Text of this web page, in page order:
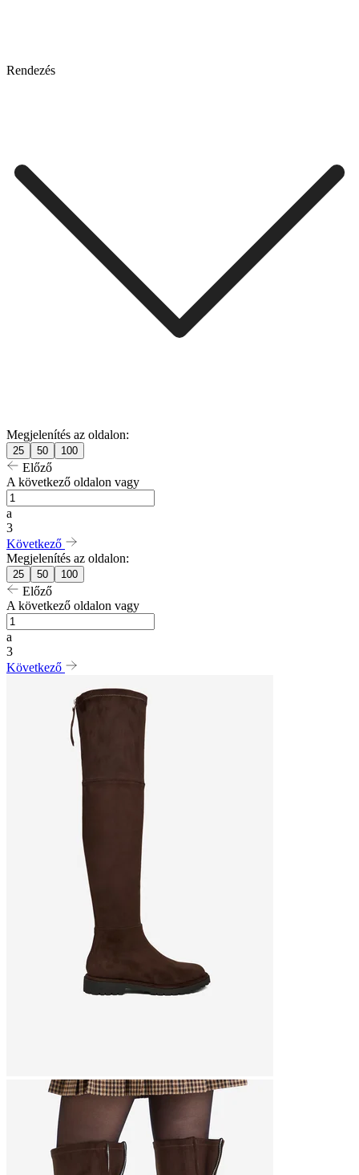
Rendezés
Megjelenítés az oldalon:
25 50 100
Előző
A következő oldalon vagy
a
3
Következő
Megjelenítés az oldalon:
25 50 100
Előző
A következő oldalon vagy
a
3
Következő